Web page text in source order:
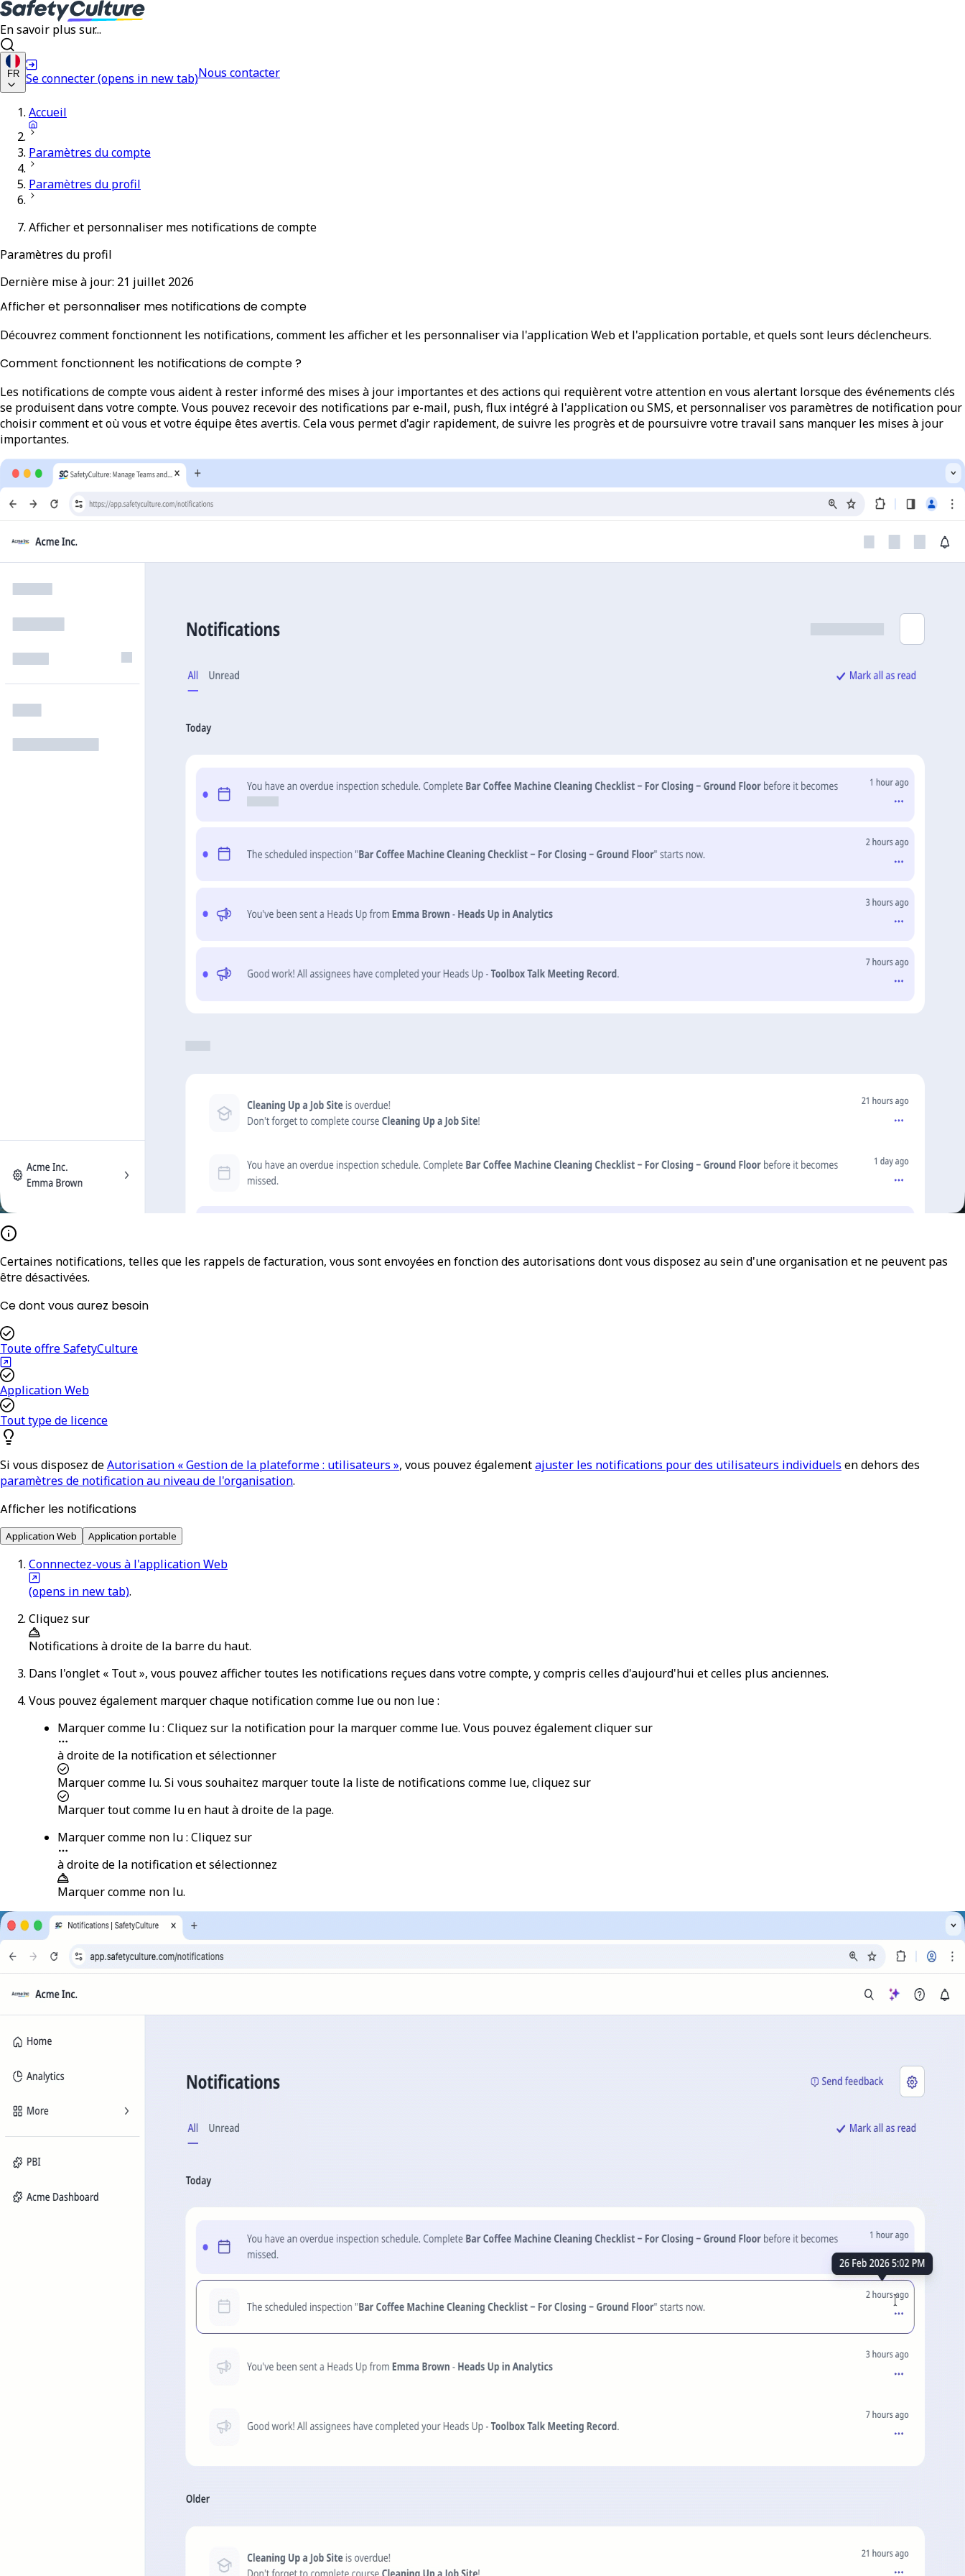
En savoir plus sur...
FR Se connecter(opens in new tab)Nous contacter
Accueil
Paramètres du compte
Paramètres du profil
Afficher et personnaliser mes notifications de compte
Paramètres du profil
Dernière mise à jour: 21 juillet 2026
Afficher et personnaliser mes notifications de compte
Découvrez comment fonctionnent les notifications, comment les afficher et les personnaliser via l'application Web et l'application portable, et quels sont leurs déclencheurs.
Comment fonctionnent les notifications de compte ?
Les notifications de compte vous aident à rester informé des mises à jour importantes et des actions qui requièrent votre attention en vous alertant lorsque des événements clés
se produisent dans votre compte. Vous pouvez recevoir des notifications par e-mail, push, flux intégré à l'application ou SMS, et personnaliser vos paramètres de notification pour
choisir comment et où vous et votre équipe êtes avertis. Cela vous permet d'agir rapidement, de suivre les progrès et de poursuivre votre travail sans manquer les mises à jour
importantes.
Certaines notifications, telles que les rappels de facturation, vous sont envoyées en fonction des autorisations dont vous disposez au sein d'une organisation et ne peuvent pas
être désactivées.
Ce dont vous aurez besoin
Toute offre SafetyCulture
Application Web
Tout type de licence
Si vous disposez deAutorisation « Gestion de la plateforme : utilisateurs », vous pouvez égalementajuster les notifications pour des utilisateurs individuels en dehors des
paramètres de notification au niveau de l'organisation.
Afficher les notifications
Application Web Application portable
Connnectez-vous à l'application Web
(opens in new tab).
Cliquez sur
Notifications à droite de la barre du haut.
Dans l'onglet « Tout », vous pouvez afficher toutes les notifications reçues dans votre compte, y compris celles d'aujourd'hui et celles plus anciennes.
Vous pouvez également marquer chaque notification comme lue ou non lue :
Marquer comme lu : Cliquez sur la notification pour la marquer comme lue. Vous pouvez également cliquer sur
à droite de la notification et sélectionner
Marquer comme lu. Si vous souhaitez marquer toute la liste de notifications comme lue, cliquez sur
Marquer tout comme luen haut à droite de la page.
Marquer comme non lu : Cliquez sur
à droite de la notification et sélectionnez
Marquer comme non lu.